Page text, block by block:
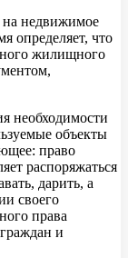
на недвижимое
определяет, что
жилищного
необходимости
объекты
право
распоряжаться
дарить, а
своего
права
и